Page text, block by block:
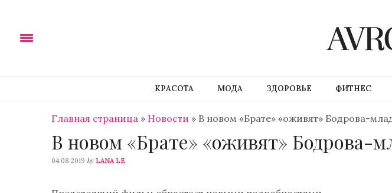
КРАСОТА МОДА ЗДОРОВЬЕ ФИТНЕС
Главная страница » Новости » В новом «Брате» «оживят» Бодрова-
В новом «Брате» «оживят» Бодрова-
04.08.2019 by LANA LE